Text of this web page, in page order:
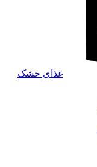
غذای خشک